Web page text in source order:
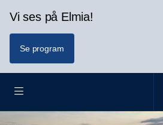
Vi ses på Elmia!
Se program